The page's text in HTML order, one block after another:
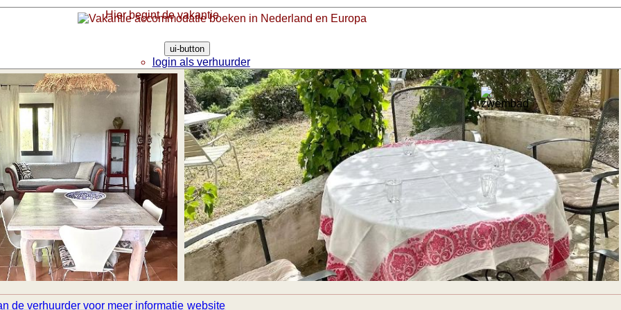
Hier begint de vakantie
ui-button
login als verhuurder
login als gast
alle fotos bekijken
website